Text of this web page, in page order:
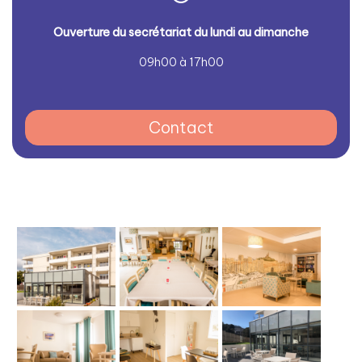
Ouverture du secrétariat du lundi au dimanche
09h00 à 17h00
Contact